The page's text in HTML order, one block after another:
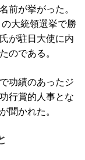
前が挙がった。
大統領選挙で勝
が駐日大使に内
のである。
功績のあったジ
行賞的人事とな
聞かれた。